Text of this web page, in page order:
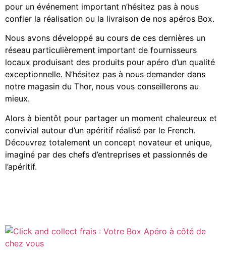
pour un événement important n’hésitez pas à nous
confier la réalisation ou la livraison de nos apéros Box.
Nous avons développé au cours de ces dernières un
réseau particulièrement important de fournisseurs
locaux produisant des produits pour apéro d’un qualité
exceptionnelle. N’hésitez pas à nous demander dans
notre magasin du Thor, nous vous conseillerons au
mieux.
Alors à bientôt pour partager un moment chaleureux et
convivial autour d’un apéritif réalisé par le French.
Découvrez totalement un concept novateur et unique,
imaginé par des chefs d’entreprises et passionnés de
l’apéritif.